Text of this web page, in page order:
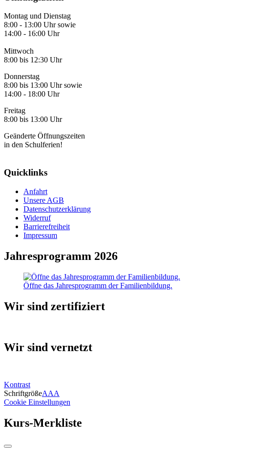
Montag und Dienstag
8:00 - 13:00 Uhr sowie
14:00 - 16:00 Uhr
Mittwoch
8:00 bis 12:30 Uhr
Donnerstag
8:00 bis 13:00 Uhr sowie
14:00 - 18:00 Uhr
Freitag
8:00 bis 13:00 Uhr
Geänderte Öffnungszeiten
in den Schulferien!
Quicklinks
Anfahrt
Unsere AGB
Datenschutzerklärung
Widerruf
Barrierefreiheit
Impressum
Jahresprogramm 2026
Öffne das Jahresprogramm der Familienbildung.
Wir sind zertifiziert
Wir sind vernetzt
Kontrast
SchriftgrößeAAA
Cookie Einstellungen
Kurs-Merkliste